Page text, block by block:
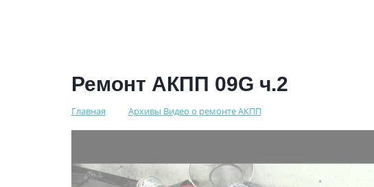
Ремонт АКПП 09G ч.2
Главная Архивы Видео о ремонте АКПП